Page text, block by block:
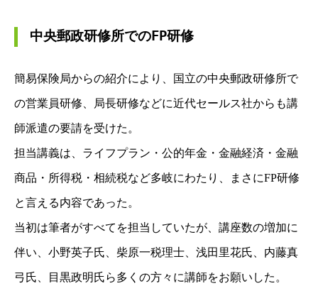
中央郵政研修所でのFP研修
簡易保険局からの紹介により、国立の中央郵政研修所で
の営業員研修、局長研修などに近代セールス社からも講
師派遣の要請を受けた。
担当講義は、ライフプラン・公的年金・ 金融経済・金融
商品・所得税・相続税など多岐にわたり、まさにFP研修
と言える内容であった。
当初は筆者がすべてを担当していたが、講座数の増加に
伴い、小野英子氏、柴原一税理士、 浅田里花氏、内藤真
弓氏、目黒政明氏ら多くの方々に講師をお願いした。